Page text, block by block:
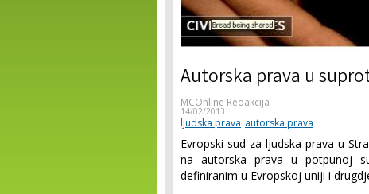
Autorska prava u
MCOnline Redakcija
14/02/2013
ljudska prava autorska prava
Evropski sud za ljudska prava u
na autorska prava u potpunoj
definiranim u Evropskoj uniji i